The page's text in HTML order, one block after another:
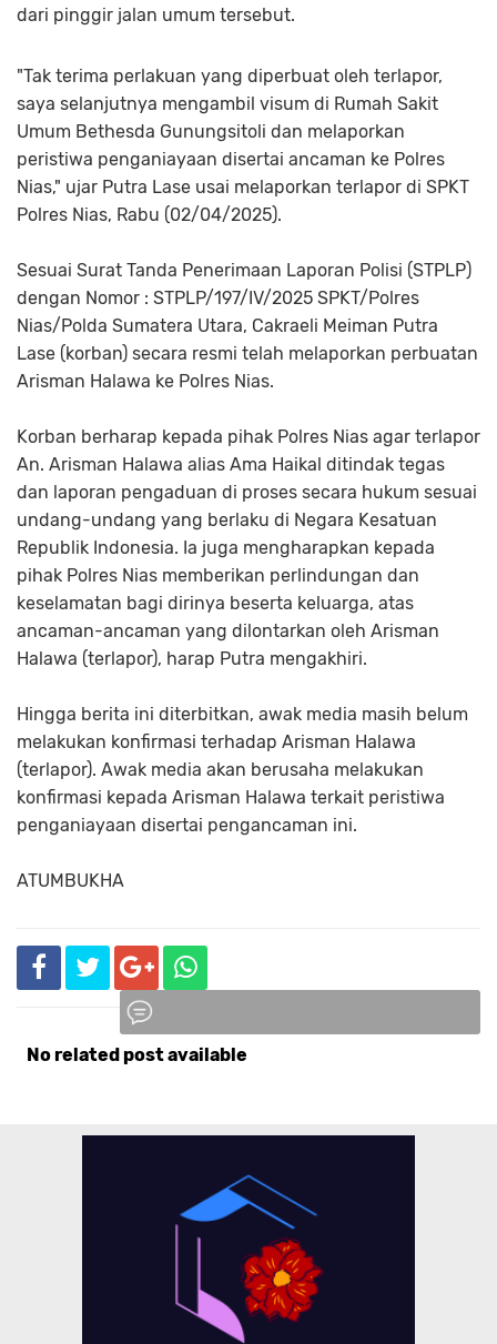
dari pinggir jalan umum tersebut.
"Tak terima perlakuan yang diperbuat oleh terlapor,
saya selanjutnya mengambil visum di Rumah Sakit
Umum Bethesda Gunungsitoli dan melaporkan
peristiwa penganiayaan disertai ancaman ke Polres
Nias," ujar Putra Lase usai melaporkan terlapor di SPKT
Polres Nias, Rabu (02/04/2025).
Sesuai Surat Tanda Penerimaan Laporan Polisi (STPLP)
dengan Nomor : STPLP/197/IV/2025 SPKT/Polres
Nias/Polda Sumatera Utara, Cakraeli Meiman Putra
Lase (korban) secara resmi telah melaporkan perbuatan
Arisman Halawa ke Polres Nias.
Korban berharap kepada pihak Polres Nias agar terlapor
An. Arisman Halawa alias Ama Haikal ditindak tegas
dan laporan pengaduan di proses secara hukum sesuai
undang-undang yang berlaku di Negara Kesatuan
Republik Indonesia. Ia juga mengharapkan kepada
pihak Polres Nias memberikan perlindungan dan
keselamatan bagi dirinya beserta keluarga, atas
ancaman-ancaman yang dilontarkan oleh Arisman
Halawa (terlapor), harap Putra mengakhiri.
Hingga berita ini diterbitkan, awak media masih belum
melakukan konfirmasi terhadap Arisman Halawa
(terlapor). Awak media akan berusaha melakukan
konfirmasi kepada Arisman Halawa terkait peristiwa
penganiayaan disertai pengancaman ini.
ATUMBUKHA
No related post available